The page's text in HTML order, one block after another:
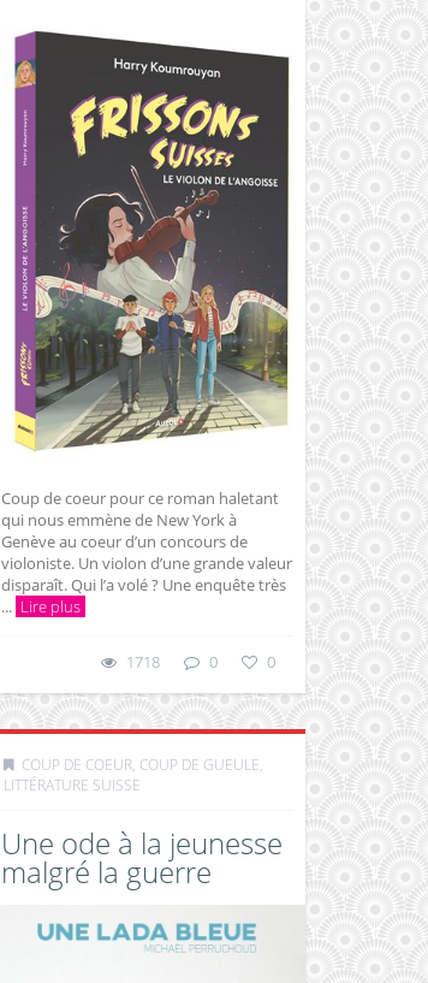
Coup de coeur pour ce roman haletant
qui nous emmène de New York à
Genève au coeur d’un concours de
violoniste. Un violon d’une grande valeur
disparaît. Qui l’a volé ? Une enquête très
... Lire plus
1718 0 0
COUP DE COEUR, COUP DE GUEULE,
LITTÉRATURE SUISSE
Une ode à la jeunesse
malgré la guerre